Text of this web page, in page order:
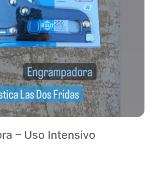
– Uso Intensivo